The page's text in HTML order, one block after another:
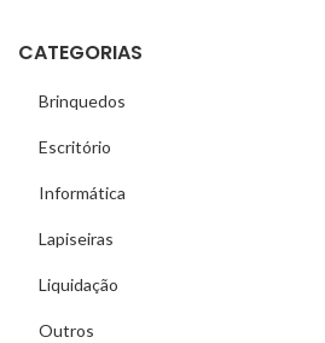
CATEGORIAS
Brinquedos
Escritório
Informática
Lapiseiras
Liquidação
Outros